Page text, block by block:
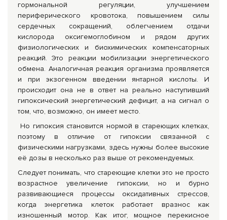
гормональной регуляции, улучшением
периферического кровотока, повышением силы
сердечных сокращений, облегчением отдачи
кислорода оксигемоглобином и рядом других
физиологических и биохимических компенсаторных
реакций. Это реакции мобилизации энергетического
обмена. Аналогичная реакция организма проявляется
и при экзогенном введении янтарной кислоты. И
происходит она не в ответ на реально наступивший
гипоксический энергетический дефицит, а на сигнал о
том, что, возможно, он имеет место.
Но гипоксия становится нормой в стареющих клетках,
поэтому в отличие от гипоксии связанной с
физическими нагрузками, здесь нужны более высокие
её дозы в несколько раз выше от рекомендуемых.
Следует понимать, что стареющие клетки это не просто
возрастное увеличение гипоксии, но и бурно
развивающиеся процессы оксидативных стрессов,
когда энергетика клеток работает вразнос как
изношенный мотор. Как итог, мощное перекисное